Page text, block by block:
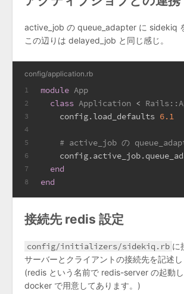
active_job の queue_adapter に sidekiq
この辺りは delayed_job と同じ感じ。
config/application.rb
1
2
3
4
5
6
7
8
module App
class Application <
    config.load_defaults
6.1
# active_job の
end
end
接続先 redis 設定
config/initializers/sidekiq.rb に
サーバーとクライアントの接続先を記述し
(redis という名前で redis-server の起動
docker で用意してあります。)